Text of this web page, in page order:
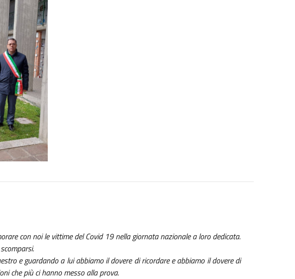
con noi le vittime del Covid 19 nella giornata nazionale a loro dedicata.
e guardando a lui abbiamo il dovere di ricordare e abbiamo il dovere di
che più ci hanno messo alla prova.